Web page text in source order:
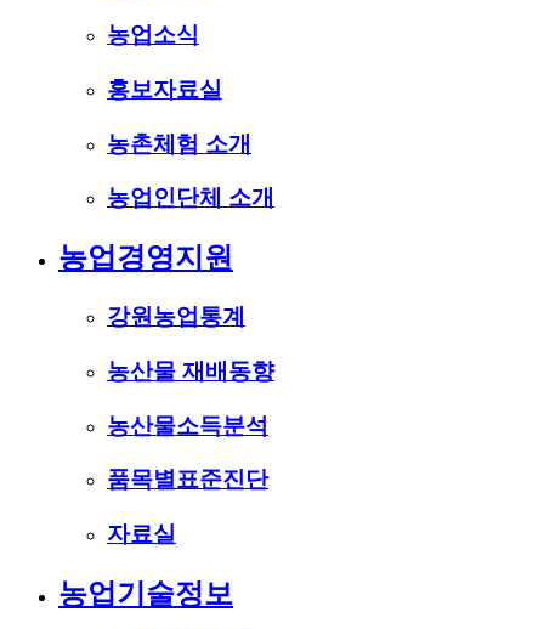
농업소식
홍보자료실
농촌체험 소개
농업인단체 소개
농업경영지원
강원농업통계
농산물 재배동향
농산물소득분석
품목별표준진단
자료실
농업기술정보